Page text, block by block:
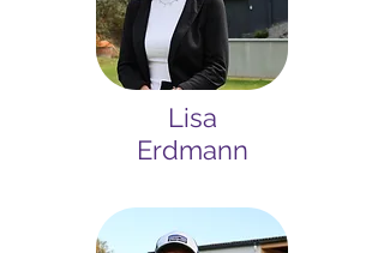
Lisa
Erdmann